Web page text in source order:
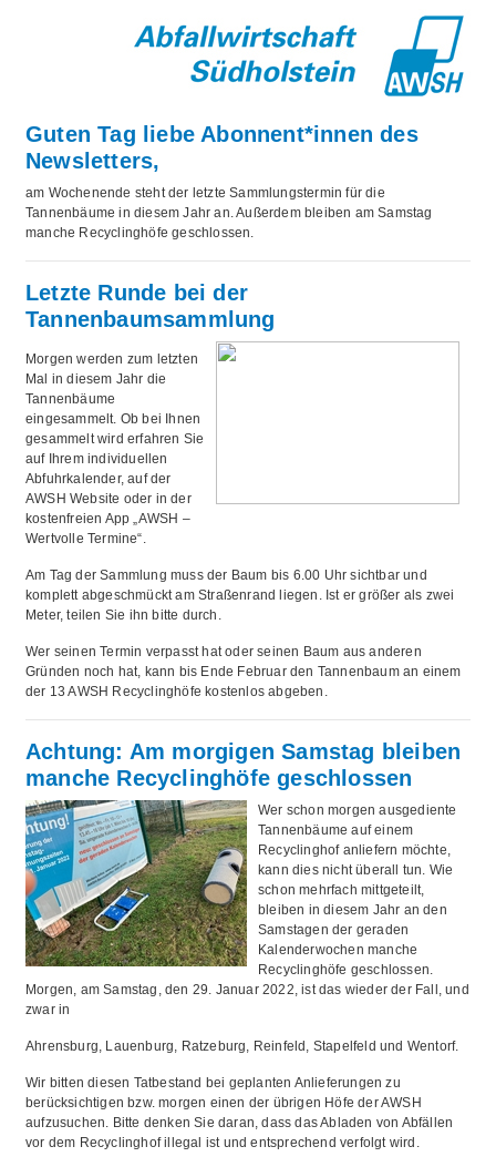
Guten Tag liebe Abonnent*innen des
Newsletters,
am Wochenende steht der letzte Sammlungstermin für die
Tannenbäume in diesem Jahr an. Außerdem bleiben am Samstag
manche Recyclinghöfe geschlossen.
Letzte Runde bei der
Tannenbaumsammlung
Morgen werden zum letzten
Mal in diesem Jahr die
Tannenbäume
eingesammelt. Ob bei Ihnen
gesammelt wird erfahren Sie
auf Ihrem individuellen
Abfuhrkalender, auf der
AWSH Website oder in der
kostenfreien App „AWSH –
Wertvolle Termine“.
Am Tag der Sammlung muss der Baum bis 6.00 Uhr sichtbar und
komplett abgeschmückt am Straßenrand liegen. Ist er größer als zwei
Meter, teilen Sie ihn bitte durch.
Wer seinen Termin verpasst hat oder seinen Baum aus anderen
Gründen noch hat, kann bis Ende Februar den Tannenbaum an einem
der 13 AWSH Recyclinghöfe kostenlos abgeben.
Achtung: Am morgigen Samstag bleiben
manche Recyclinghöfe geschlossen
Wer schon morgen ausgediente
Tannenbäume auf einem
Recyclinghof anliefern möchte,
kann dies nicht überall tun. Wie
schon mehrfach mittgeteilt,
bleiben in diesem Jahr an den
Samstagen der geraden
Kalenderwochen manche
Recyclinghöfe geschlossen.
Morgen, am Samstag, den 29. Januar 2022, ist das wieder der Fall, und
zwar in
Ahrensburg, Lauenburg, Ratzeburg, Reinfeld, Stapelfeld und Wentorf.
Wir bitten diesen Tatbestand bei geplanten Anlieferungen zu
berücksichtigen bzw. morgen einen der übrigen Höfe der AWSH
aufzusuchen. Bitte denken Sie daran, dass das Abladen von Abfällen
vor dem Recyclinghof illegal ist und entsprechend verfolgt wird.